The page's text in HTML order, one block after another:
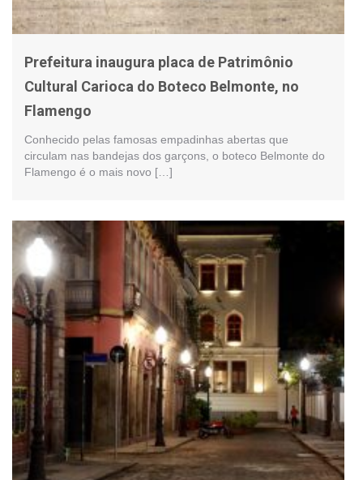
Prefeitura inaugura placa de Patrimônio
Cultural Carioca do Boteco Belmonte, no
Flamengo
Conhecido pelas famosas empadinhas abertas que
circulam nas bandejas dos garçons, o boteco Belmonte do
Flamengo é o mais novo […]